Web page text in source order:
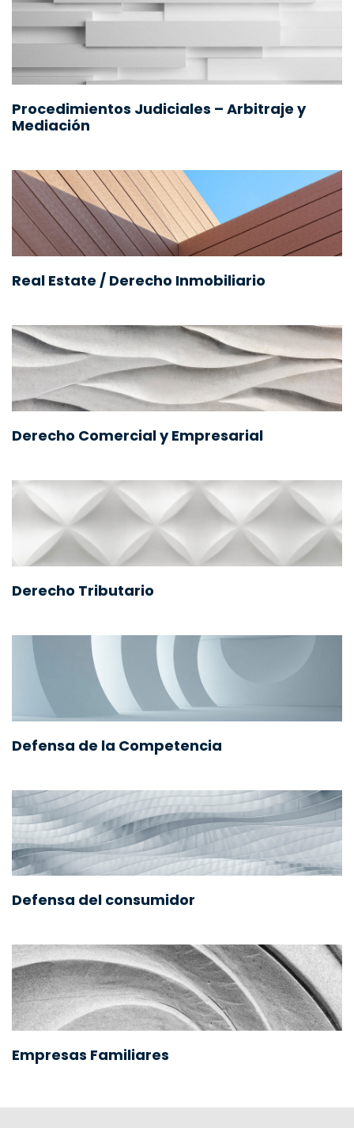
Procedimientos Judiciales – Arbitraje y
Mediación
Real Estate / Derecho Inmobiliario
Derecho Comercial y Empresarial
Derecho Tributario
Defensa de la Competencia
Defensa del consumidor
Empresas Familiares